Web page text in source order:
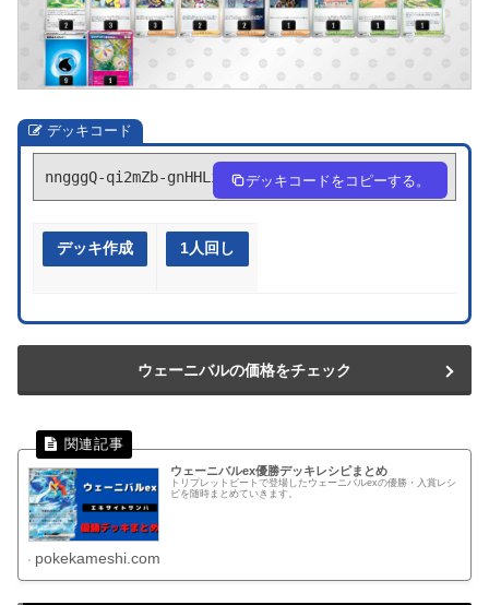
デッキコード
nngggQ-qi2mZb-gnHHLi デッキコードをコピーする。
デッキ作成 1人回し
ウェーニバルの価格をチェック
ウェーニバルex優勝デッキレシピまとめ
トリプレットビートで登場したウェーニバルexの優勝・入賞レシ
ピを随時まとめていきます。
pokekameshi.com